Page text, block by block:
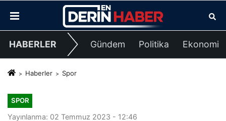
HABERLER Gündem Politika Ekonomi
Haberler Spor
SPOR
Yayınlanma: 02 Temmuz 2023 - 12:46